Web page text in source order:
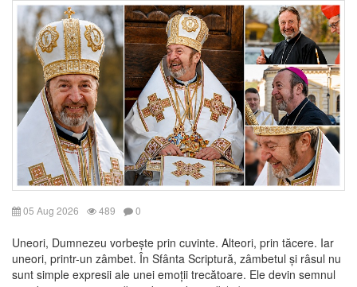
05 Aug 2026 489 0
Uneori, Dumnezeu vorbește prin cuvinte. Alteori, prin tăcere. Iar
uneori, printr-un zâmbet. În Sfânta Scriptură, zâmbetul și râsul nu
sunt simple expresii ale unei emoții trecătoare. Ele devin semnul